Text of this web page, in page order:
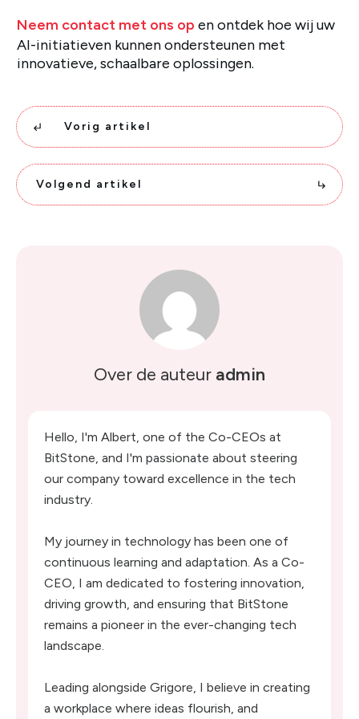
Neem contact met ons op en ontdek hoe wij uw
AI-initiatieven kunnen ondersteunen met
innovatieve, schaalbare oplossingen.
Vorig artikel
Volgend artikel
Over de auteur admin
Hello, I'm Albert, one of the Co-CEOs at
BitStone, and I'm passionate about steering
our company toward excellence in the tech
industry.
My journey in technology has been one of
continuous learning and adaptation. As a Co-
CEO, I am dedicated to fostering innovation,
driving growth, and ensuring that BitStone
remains a pioneer in the ever-changing tech
landscape.
Leading alongside Grigore, I believe in creating
a workplace where ideas flourish, and